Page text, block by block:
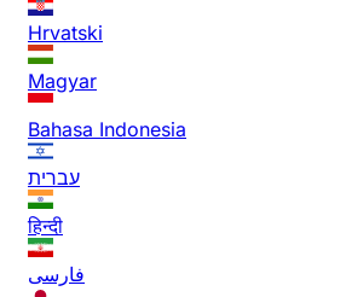
Hrvatski
Magyar
Bahasa Indonesia
עברית
हिन्दी
فارسی